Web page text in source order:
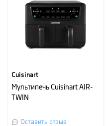
Cuisinart
Мультипечь Cuisinart AIR-
TWIN
Оставить отзыв